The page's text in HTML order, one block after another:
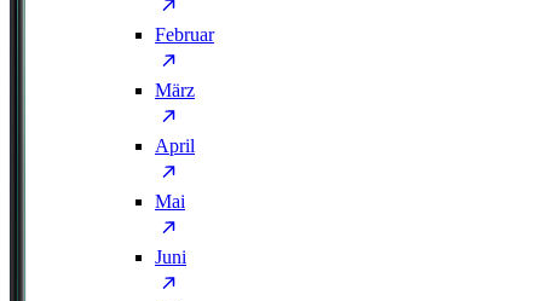
Februar
März
April
Mai
Juni